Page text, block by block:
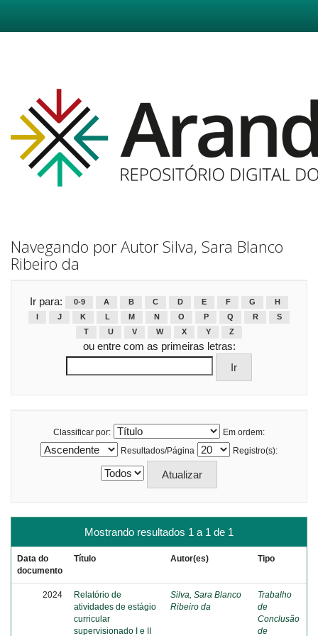
Navegando por Autor Silva, Sara Blanco
Ribeiro da
Ir para: 0-9 A B C D E F G
H
J K L M N O P Q R
S
T
U V W X Y Z
ou entre com as primeiras letras:
Classificar por:
Em ordem:
Resultados/Página
Registro(s):
Mostrando resultados 1 a 1 de 1
Data do
documento
Título Autor(es) Tipo
2024
Relatório de
atividades de estágio
curricular
supervisionado I e II
Silva, Sara Blanco
Ribeiro da
Trabalho
de
Conclusão
de